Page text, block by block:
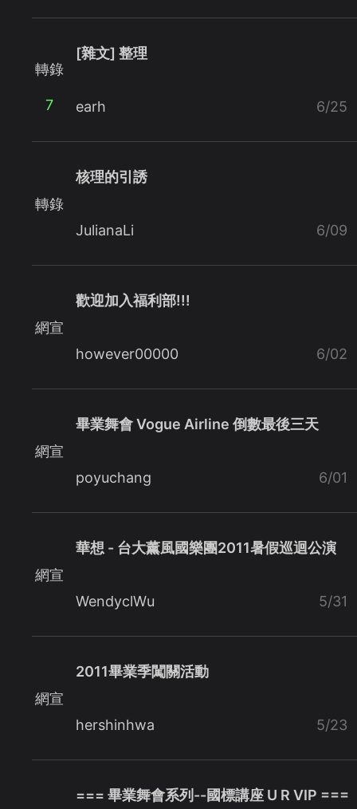
轉錄
7
[雜文] 整理
earh 6/25
轉錄
核理的引誘
JulianaLi 6/09
網宣
歡迎加入福利部!!!
however00000 6/02
網宣
畢業舞會 Vogue Airline 倒數最後三天
poyuchang 6/01
網宣
華想 - 台大薰風國樂團2011暑假巡迴公演
WendyclWu 5/31
網宣
2011畢業季闖關活動
hershinhwa 5/23
=== 畢業舞會系列--國標講座 U R VIP ===